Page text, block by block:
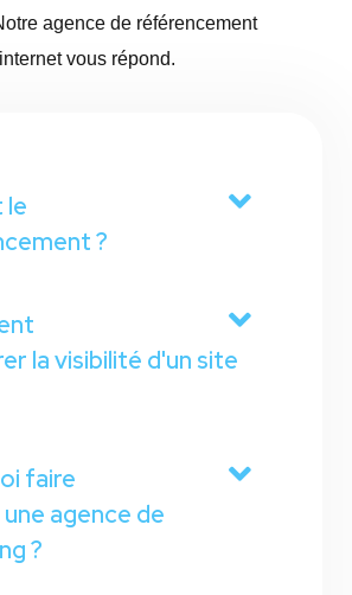
agence de référencement
internet vous répond.
le
?
la visibilité d'un site
faire
une agence de
?